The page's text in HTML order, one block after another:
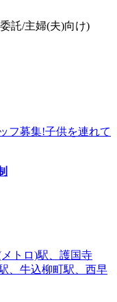
託/主婦(夫)向け)
フ募集!子供を連れて
トロ)駅、護国寺
、牛込柳町駅、西早